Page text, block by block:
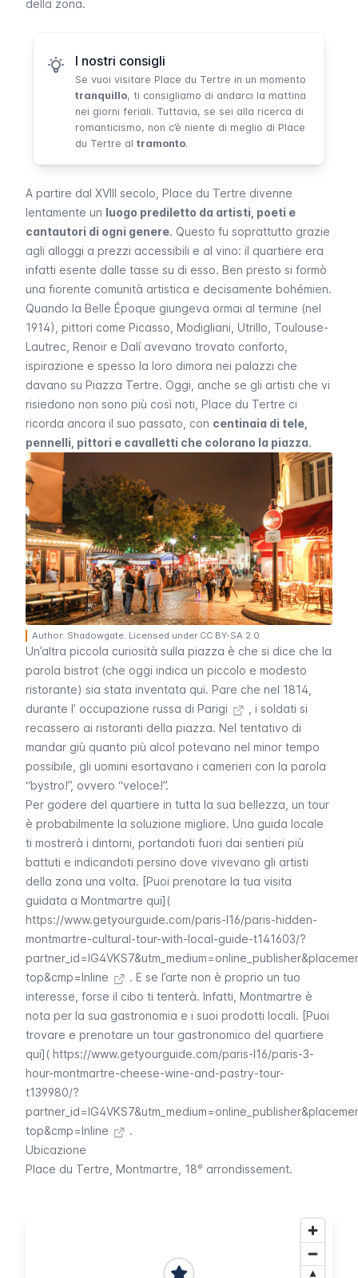
della zona.
I nostri consigli
Se vuoi visitare Place du Tertre in un momento
tranquillo, ti consigliamo di andarci la mattina
nei giorni feriali. Tuttavia, se sei alla ricerca di
romanticismo, non c’è niente di meglio di Place
du Tertre al tramonto.
A partire dal XVIII secolo, Place du Tertre divenne
lentamente un luogo prediletto da artisti, poeti e
cantautori di ogni genere. Questo fu soprattutto grazie
agli alloggi a prezzi accessibili e al vino: il quartiere era
infatti esente dalle tasse su di esso. Ben presto si formò
una fiorente comunità artistica e decisamente bohémien.
Quando la Belle Époque giungeva ormai al termine (nel
1914), pittori come Picasso, Modigliani, Utrillo, Toulouse-
Lautrec, Renoir e Dalí avevano trovato conforto,
ispirazione e spesso la loro dimora nei palazzi che
davano su Piazza Tertre. Oggi, anche se gli artisti che vi
risiedono non sono più così noti, Place du Tertre ci
ricorda ancora il suo passato, con centinaia di tele,
pennelli, pittori e cavalletti che colorano la piazza.
Author: Shadowgate. Licensed under CC BY-SA 2.0
Un’altra piccola curiosità sulla piazza è che si dice che la
parola bistrot (che oggi indica un piccolo e modesto
ristorante) sia stata inventata qui. Pare che nel 1814,
durante l’ occupazione russa di Parigi
, i soldati si
recassero ai ristoranti della piazza. Nel tentativo di
mandar giù quanto più alcol potevano nel minor tempo
possibile, gli uomini esortavano i camerieri con la parola
“bystro!”, ovvero “veloce!”.
Per godere del quartiere in tutta la sua bellezza, un tour
è probabilmente la soluzione migliore. Una guida locale
ti mostrerà i dintorni, portandoti fuori dai sentieri più
battuti e indicandoti persino dove vivevano gli artisti
della zona una volta. [Puoi prenotare la tua visita
guidata a Montmartre qui](
https://www.getyourguide.com/paris-l16/paris-hidden-
montmartre-cultural-tour-with-local-guide-t141603/?
top&cmp=Inline
. E se l’arte non è proprio un tuo
interesse, forse il cibo ti tenterà. Infatti, Montmartre è
nota per la sua gastronomia e i suoi prodotti locali. [Puoi
trovare e prenotare un tour gastronomico del quartiere
qui]( https://www.getyourguide.com/paris-l16/paris-3-
hour-montmartre-cheese-wine-and-pastry-tour-
t139980/?
top&cmp=Inline
.
Ubicazione
Place du Tertre Montmartre , 18° arrondissement.